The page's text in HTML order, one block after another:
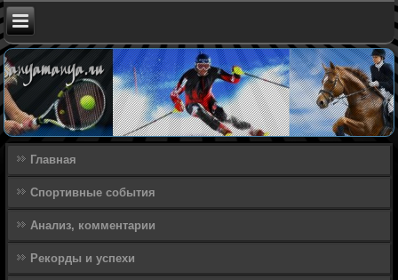
Главная
Спортивные события
Анализ, комментарии
Рекорды и успехи